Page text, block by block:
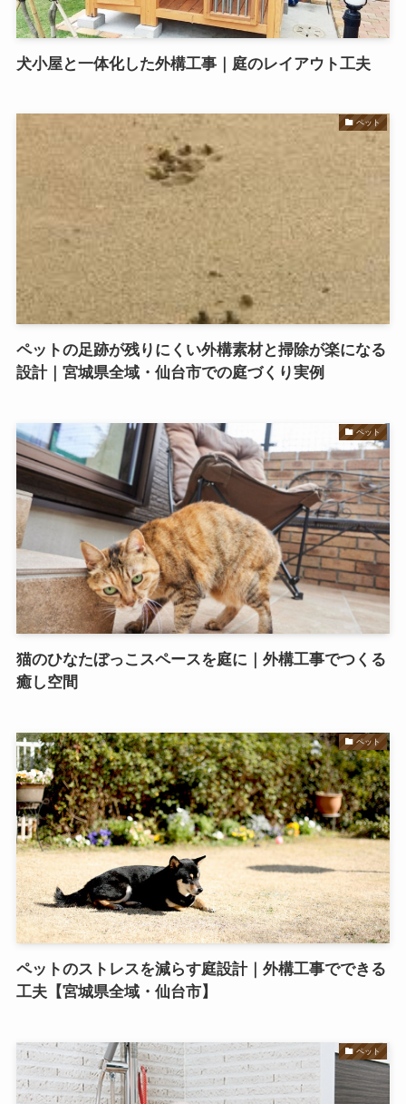
犬小屋と一体化した外構工事｜庭のレイアウト工夫
ペット
ペットの足跡が残りにくい外構素材と掃除が楽になる
設計｜宮城県全域・仙台市での庭づくり実例
ペット
猫のひなたぼっこスペースを庭に｜外構工事でつくる
癒し空間
ペット
ペットのストレスを減らす庭設計｜外構工事でできる
工夫【宮城県全域・仙台市】
ペット